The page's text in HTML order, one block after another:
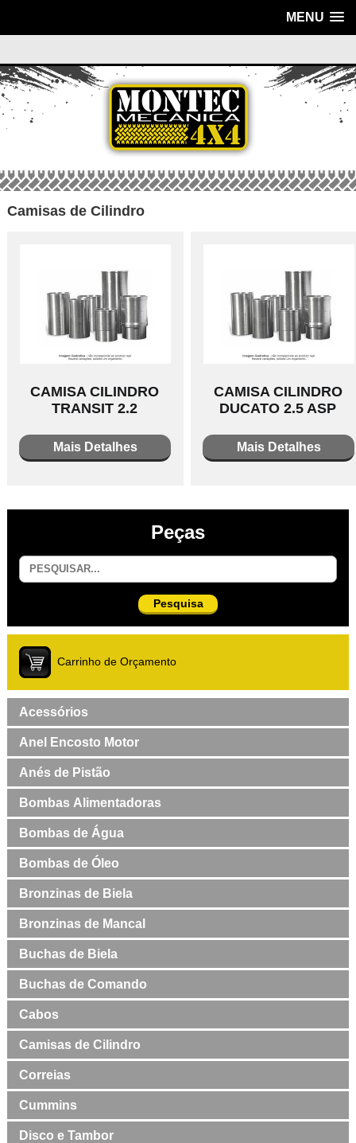
MENU
Camisas de Cilindro
CAMISA CILINDRO
TRANSIT 2.2
Mais Detalhes
CAMISA CILINDRO
DUCATO 2.5 ASP
Mais Detalhes
Peças
Pesquisa
Carrinho de Orçamento
Acessórios
Anel Encosto Motor
Anés de Pistão
Bombas Alimentadoras
Bombas de Água
Bombas de Óleo
Bronzinas de Biela
Bronzinas de Mancal
Buchas de Biela
Buchas de Comando
Cabos
Camisas de Cilindro
Correias
Cummins
Disco e Tambor